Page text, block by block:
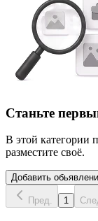
Станьте
В этой категории
разместите своё.
Добавить
Пред. 1